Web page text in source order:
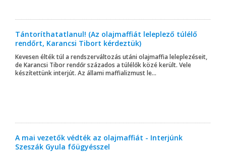
Tántoríthatatlanul! (Az olajmaffiát leleplező túlélő
rendőrt, Karancsi Tibort kérdeztük)
Kevesen élték túl a rendszerváltozás utáni olajmaffia leleplezéseit,
de Karancsi Tibor rendőr százados a túlélők közé került. Vele
készítettünk interjút. Az állami maffializmust le...
A mai vezetők védték az olajmaffiát - Interjúnk
Szeszák Gyula főügyésszel